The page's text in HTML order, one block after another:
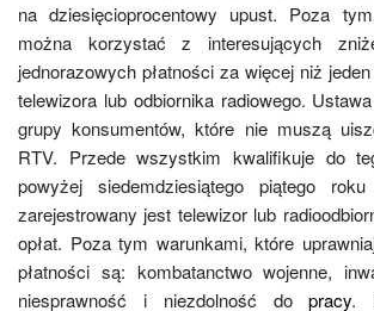
na dziesięcioprocentowy upust. Poza
można korzystać z interesujących
jednorazowych płatności za więcej niż
telewizora lub odbiornika radiowego.
grupy konsumentów, które nie muszą
RTV. Przede wszystkim kwalifikuje do
powyżej siedemdziesiątego piątego
zarejestrowany jest telewizor lub
opłat. Poza tym warunkami, które
płatności są: kombatanctwo wojenne,
niesprawność i niezdolność dopracy.